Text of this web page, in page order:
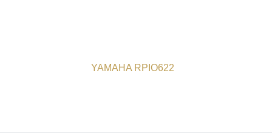
YAMAHA RPIO622